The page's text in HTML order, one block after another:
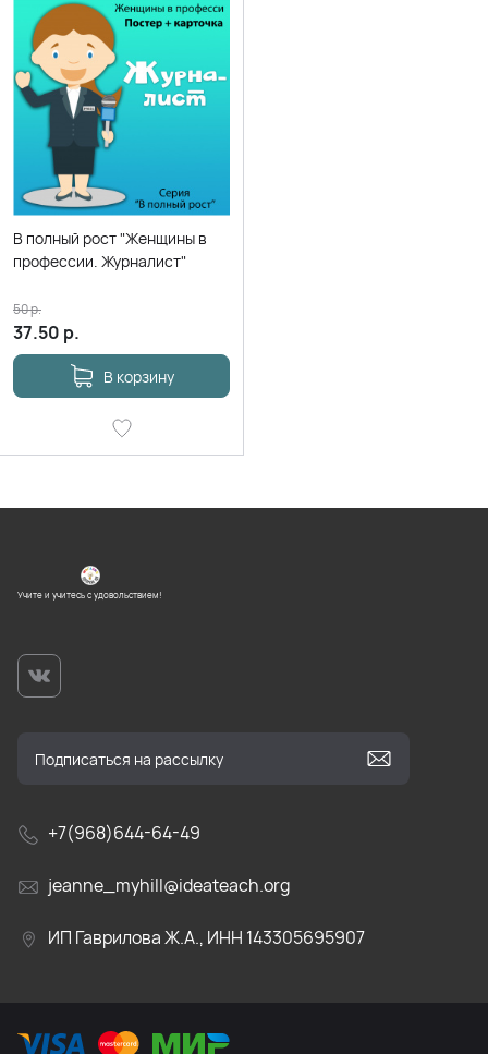
В полный рост "Женщины в
профессии. Журналист"
37.50 р.
50р.
В корзину
Учите и учитесь с удовольствием!
+7(968)644-64-49
jeanne_myhill@ideateach.org
ИП Гаврилова Ж.А., ИНН 143305695907